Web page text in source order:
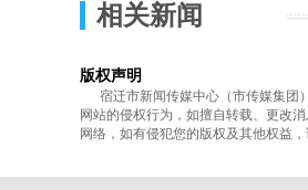
相关新闻
版权声明
宿迁市新闻传媒中心（市传媒集团
网站的侵权行为，如擅自转载、更改
网络，如有侵犯您的版权及其他权益